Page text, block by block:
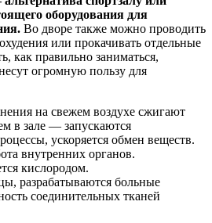
оборудования для
Во дворе также можно проводить
или прокачивать отдельные
как правильно заниматься,
огромную пользу для
на свежем воздухе сжигают
в зале — запускаются
ускоряется обмен веществ.
внутренних органов.
кислородом.
разрабатываются больные
соединительных тканей